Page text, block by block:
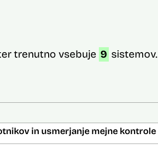
trenutno vsebuje 9 sistemov.
in usmerjanje mejne kontrole